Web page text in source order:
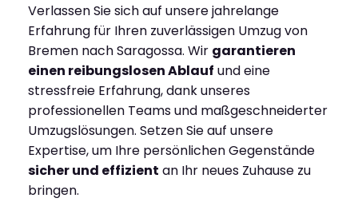
Verlassen Sie sich auf unsere jahrelange
Erfahrung für Ihren zuverlässigen Umzug von
Bremen nach Saragossa. Wir garantieren
einen reibungslosen Ablauf und eine
stressfreie Erfahrung, dank unseres
professionellen Teams und maßgeschneiderter
Umzugslösungen. Setzen Sie auf unsere
Expertise, um Ihre persönlichen Gegenstände
sicher und effizient an Ihr neues Zuhause zu
bringen.